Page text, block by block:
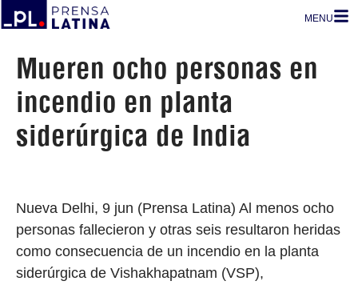
MENU
Mueren ocho personas en
incendio en planta
siderúrgica de India
Nueva Delhi, 9 jun (Prensa Latina) Al menos ocho
personas fallecieron y otras seis resultaron heridas
como consecuencia de un incendio en la planta
siderúrgica de Vishakhapatnam (VSP),